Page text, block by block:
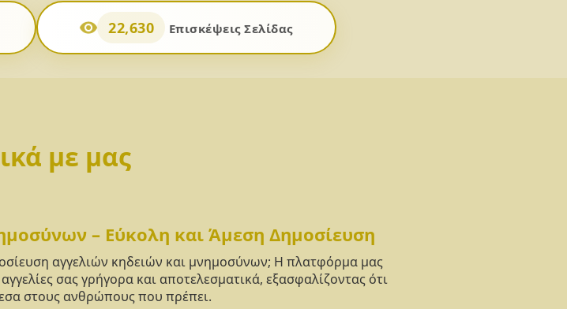
22,630 Επισκέψεις Σελίδας
με μας
– Εύκολη και Άμεση Δημοσίευση
αγγελιών κηδειών και μνημοσύνων; Η πλατφόρμα μας
σας γρήγορα και αποτελεσματικά, εξασφαλίζοντας ότι
στους ανθρώπους που πρέπει.